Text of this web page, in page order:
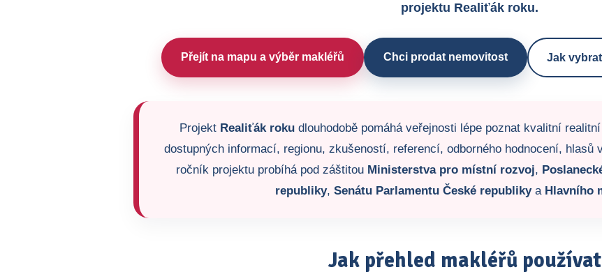
projektu Realiťák roku.
Přejít na mapu a výběr makléřů Chci prodat nemovitost Jak
Projekt Realiťák roku dlouhodobě pomáhá veřejnosti lépe poznat kvalitní
dostupných informací, regionu, zkušeností, referencí, odborného hodnocení,
ročník projektu probíhá pod záštitou Ministerstva pro místní rozvoj,
republiky, Senátu Parlamentu České republikya Hlavního
Jak přehled makléřů